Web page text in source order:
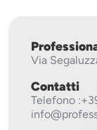
Via
Contatti
Telefono